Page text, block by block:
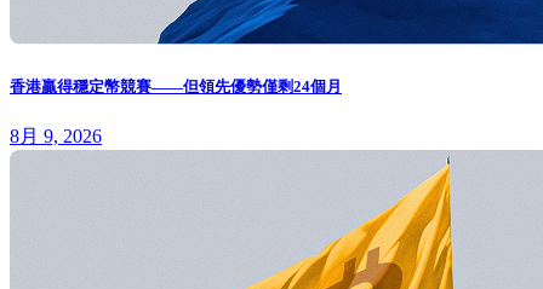
香港贏得穩定幣競賽——但領先優勢僅剩24個月
8月 9, 2026